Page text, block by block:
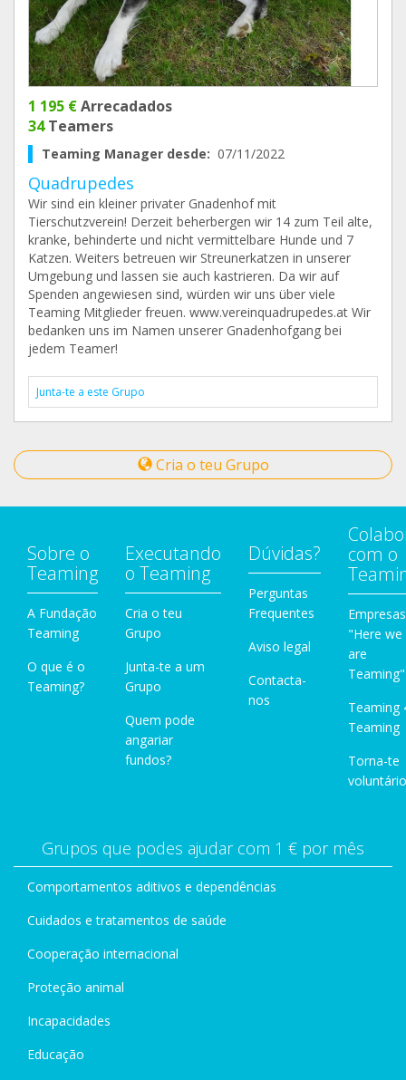
1 195 €Arrecadados
34Teamers
Teaming Manager desde: 07/11/2022
Quadrupedes
Wir sind ein kleiner privater Gnadenhof mit
Tierschutzverein! Derzeit beherbergen wir 14 zum Teil alte,
kranke, behinderte und nicht vermittelbare Hunde und 7
Katzen. Weiters betreuen wir Streunerkatzen in unserer
Umgebung und lassen sie auch kastrieren. Da wir auf
Spenden angewiesen sind, würden wir uns über viele
Teaming Mitglieder freuen. www.vereinquadrupedes.at Wir
bedanken uns im Namen unserer Gnadenhofgang bei
jedem Teamer!
Junta-te a este Grupo
Cria o teu Grupo
Sobre o
Teaming
A Fundação
Teaming
O que é o
Teaming?
Executando
o Teaming
Cria o teu
Grupo
Junta-te a um
Grupo
Quem pode
angariar
fundos?
Dúvidas?
Perguntas
Frequentes
Aviso legal
Contacta-
nos
com o
Empresas
"Here we
are
Teaming"
Teaming
Teaming
Torna-te
Grupos que podes ajudar com 1 € por mês
Comportamentos aditivos e dependências
Cuidados e tratamentos de saúde
Cooperação internacional
Proteção animal
Incapacidades
Educação